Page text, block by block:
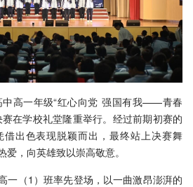
中高一年级“红心向党 强国有我——青春
在学校礼堂隆重举行。经过前期初赛的
出色表现脱颖而出，最终站上决赛舞
，向英雄致以崇高敬意。
一（1）班率先登场，以一曲激昂澎湃的